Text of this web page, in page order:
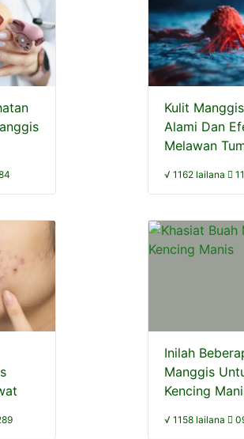
Kulit
Alami Dan
Melawan
√ 1162 lailana
Inilah
Manggis
Kencing
√ 1158 lailana